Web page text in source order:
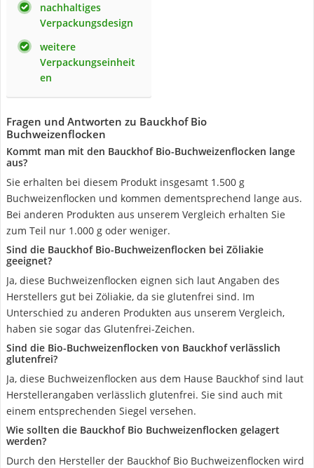
nachhaltiges
Verpackungsdesign
weitere
Verpackungseinheit
en
Fragen und Antworten zu Bauckhof Bio
Buchweizenflocken
Kommt man mit den Bauckhof Bio-Buchweizenflocken lange
aus?
Sie erhalten bei diesem Produkt insgesamt 1.500 g
Buchweizenflocken und kommen dementsprechend lange aus.
Bei anderen Produkten aus unserem Vergleich erhalten Sie
zum Teil nur 1.000 g oder weniger.
Sind die Bauckhof Bio-Buchweizenflocken bei Zöliakie
geeignet?
Ja, diese Buchweizenflocken eignen sich laut Angaben des
Herstellers gut bei Zöliakie, da sie glutenfrei sind. Im
Unterschied zu anderen Produkten aus unserem Vergleich,
haben sie sogar das Glutenfrei-Zeichen.
Sind die Bio-Buchweizenflocken von Bauckhof verlässlich
glutenfrei?
Ja, diese Buchweizenflocken aus dem Hause Bauckhof sind laut
Herstellerangaben verlässlich glutenfrei. Sie sind auch mit
einem entsprechenden Siegel versehen.
Wie sollten die Bauckhof Bio Buchweizenflocken gelagert
werden?
Durch den Hersteller der Bauckhof Bio Buchweizenflocken wird